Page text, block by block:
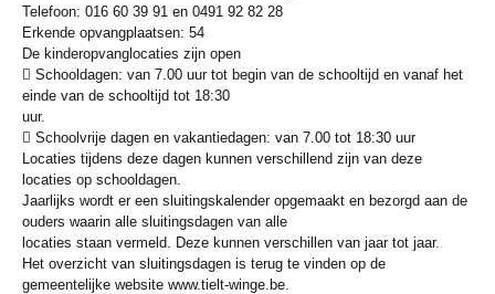
Telefoon: 016 60 39 91 en 0491 92 82 28
Erkende opvangplaatsen: 54
De kinderopvanglocaties zijn open
 Schooldagen: van 7.00 uur tot begin van de schooltijd en vanaf het
einde van de schooltijd tot 18:30
uur.
 Schoolvrije dagen en vakantiedagen: van 7.00 tot 18:30 uur
Locaties tijdens deze dagen kunnen verschillend zijn van deze
locaties op schooldagen.
Jaarlijks wordt er een sluitingskalender opgemaakt en bezorgd aan de
ouders waarin alle sluitingsdagen van alle
locaties staan vermeld. Deze kunnen verschillen van jaar tot jaar.
Het overzicht van sluitingsdagen is terug te vinden op de
gemeentelijke website www.tielt-winge.be.